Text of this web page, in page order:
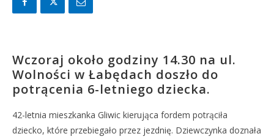
Wczoraj około godziny 14.30 na ul.
Wolności w Łabędach doszło do
potrącenia 6-letniego dziecka.
42-letnia mieszkanka Gliwic kierująca fordem potrąciła
dziecko, które przebiegało przez jezdnię. Dziewczynka doznała